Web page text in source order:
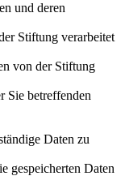
und deren
Stiftung verarbeitet
von der Stiftung
Sie betreffenden
Daten zu
gespeicherten Daten